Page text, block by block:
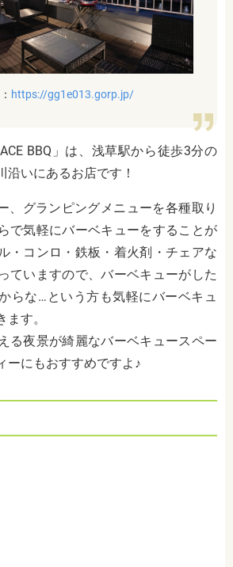
https://gg1e013.gorp.jp/
BBQ」は、浅草駅から徒歩3分の
沿いにあるお店です！
、グランピングメニューを各種取り
で気軽にバーベキューをすることが
・コンロ・鉄板・着火剤・チェアな
ていますので、バーベキューがした
らな…という方も気軽にバーベキュ
す。
る夜景が綺麗なバーベキュースペー
ーにもおすすめですよ♪